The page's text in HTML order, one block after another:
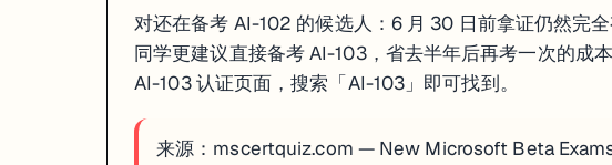
4 月 22 日上线，由 DeepLearning.AI 与 Snowflake 联合推出的免费 Short Course，讲
OCR + ASR 文本提取：把 PDF 图表和会议录音转成 LLM 可直接处理的结构化文本
VLM（视觉语言模型）视频描述：对视频逐帧生成带时间戳的文字说明
Multimodal RAG 管道：跨幻灯片、音频、视频内容的多模态检索增强生成，生成
整个 Short Course 完全免费、无需绑卡，典型完成时长 1-2 小时，建议具备 Python +
对还在备考 AI-102 的候选人：6 月 30 日前拿证仍然完
同学更建议直接备考 AI-103，省去半年后再考一次的成
AI-103 认证页面，搜索「AI-103」即可找到。
来源： mscertquiz.com — New Microsoft Beta